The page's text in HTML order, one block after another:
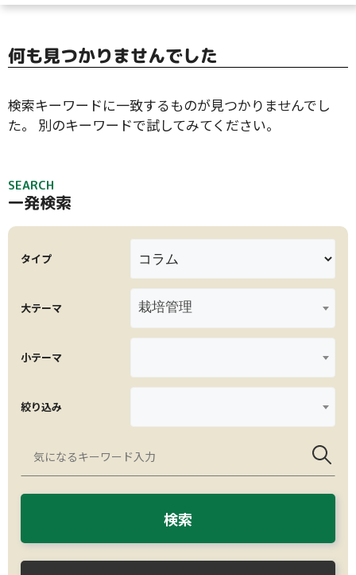
何も見つかりませんでした
検索キーワードに一致するものが見つかりませんでし
た。 別のキーワードで試してみてください。
SEARCH
一発検索
タイプ
大テーマ 栽培管理
小テーマ
絞り込み
検索